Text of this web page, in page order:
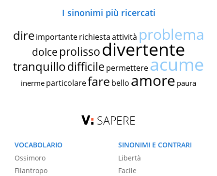
I sinonimi più ricercati
dire importante richiestaattività problema
dolce prolissodivertente
tranquillodifficile permettereacume
inerme particolarefare bello amore paura
SAPERE
VOCABOLARIO
Ossimoro
Filantropo
SINONIMI E CONTRARI
Libertà
Facile